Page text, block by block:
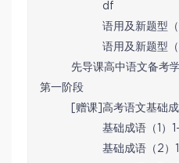
df
语用及新题型
语用及新题型
先导课高中语文备考
第一阶段
[赠课]高考语文基础
基础成语（1）
基础成语（2